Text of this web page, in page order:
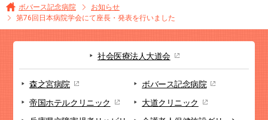
ボバース記念病院
お知らせ
第76回日本病院学会にて座長・発表を行いました
社会医療法人大道会
森之宮病院
ボバース記念病院
帝国ホテルクリニック
大道クリニック